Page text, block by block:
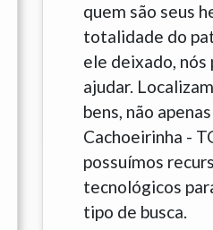
quem são seus
totalidade do
ele deixado, nós
ajudar.
bens, não
Cachoeirinha -
possuímos
tecnológicos
tipo de busca.